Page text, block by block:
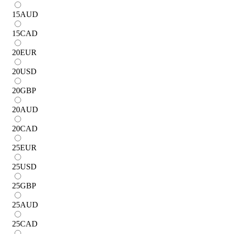
15AUD
15CAD
20EUR
20USD
20GBP
20AUD
20CAD
25EUR
25USD
25GBP
25AUD
25CAD